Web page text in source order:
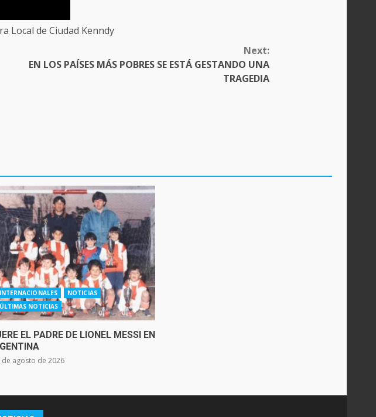
Local de Ciudad Kenndy
Next:
EN LOS PAÍSES MÁS POBRES SE ESTÁ GESTANDO UNA
TRAGEDIA
INTERNACIONALES
NOTICIAS
ÚLTIMAS NOTICIAS
EL PADRE DE LIONEL MESSI EN
agosto de 2026